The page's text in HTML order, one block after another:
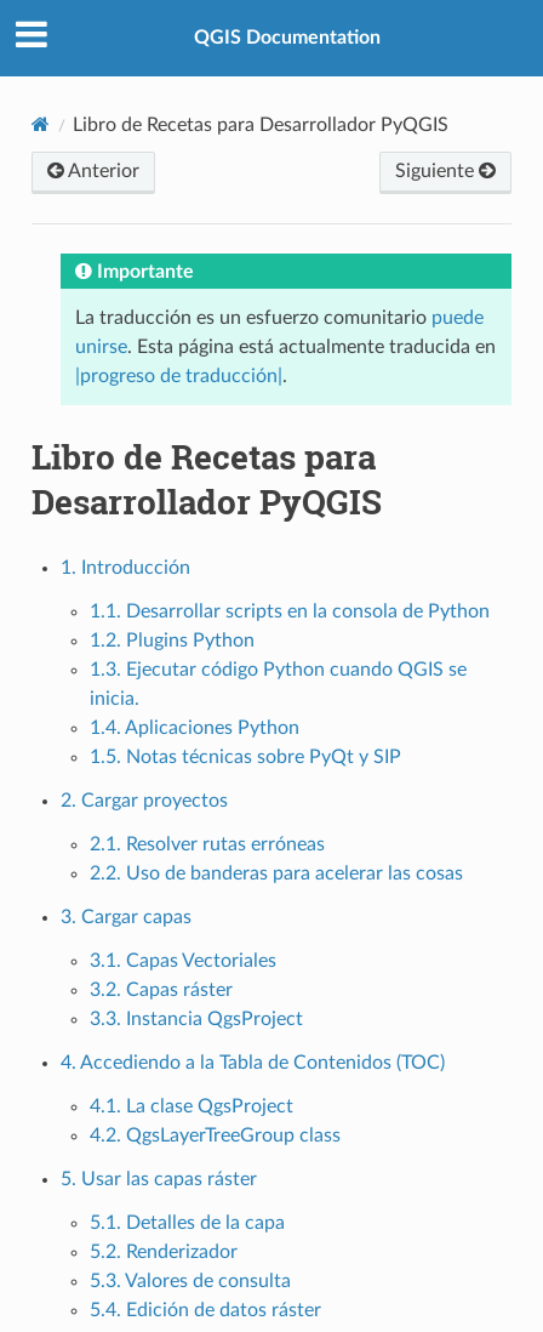
QGIS Documentation
Libro de Recetas para Desarrollador PyQGIS
Anterior Siguiente
Importante
La traducción es un esfuerzo comunitario puede
unirse. Esta página está actualmente traducida en
|progreso de traducción| .
Libro de Recetas para
Desarrollador PyQGIS
1. Introducción
1.1. Desarrollar scripts en la consola de Python
1.2. Plugins Python
1.3. Ejecutar código Python cuando QGIS se
inicia.
1.4. Aplicaciones Python
1.5. Notas técnicas sobre PyQt y SIP
2. Cargar proyectos
2.1. Resolver rutas erróneas
2.2. Uso de banderas para acelerar las cosas
3. Cargar capas
3.1. Capas Vectoriales
3.2. Capas ráster
3.3. Instancia QgsProject
4. Accediendo a la Tabla de Contenidos (TOC)
4.1. La clase QgsProject
4.2. QgsLayerTreeGroup class
5. Usar las capas ráster
5.1. Detalles de la capa
5.2. Renderizador
5.3. Valores de consulta
5.4. Edición de datos ráster